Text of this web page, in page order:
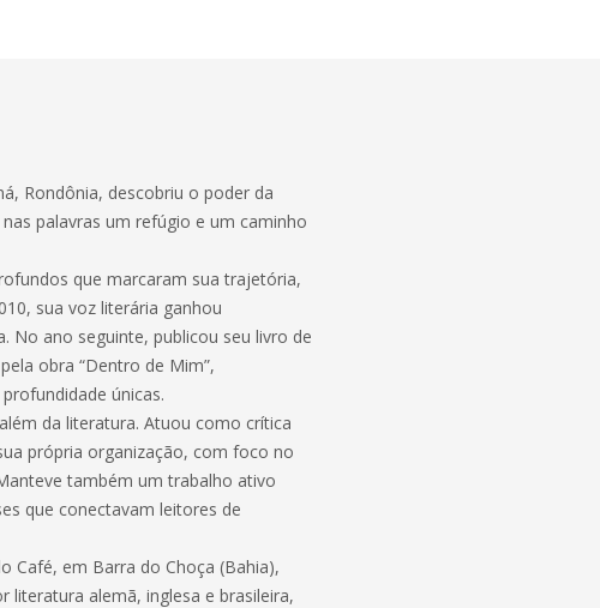
Rondônia, descobriu o poder da
palavras um refúgio e um caminho
que marcaram sua trajetória,
sua voz literária ganhou
No ano seguinte, publicou seu livro de
obra “Dentro de Mim”,
únicas.
da literatura. Atuou como crítica
própria organização, com foco no
também um trabalho ativo
que conectavam leitores de
Café, em Barra do Choça (Bahia),
literatura alemã, inglesa e brasileira,